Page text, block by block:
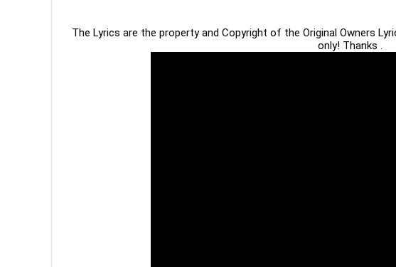
The Lyrics are the property and Copyright of the Original Owners
only! Thanks .